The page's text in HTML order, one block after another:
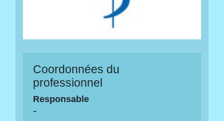
Coordonnées du
professionnel
Responsable
-